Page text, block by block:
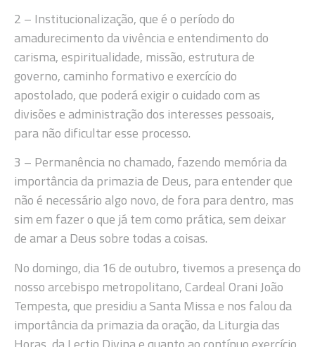
2 – Institucionalização, que é o período do
amadurecimento da vivência e entendimento do
carisma, espiritualidade, missão, estrutura de
governo, caminho formativo e exercício do
apostolado, que poderá exigir o cuidado com as
divisões e administração dos interesses pessoais,
para não dificultar esse processo.
3 – Permanência no chamado, fazendo memória da
importância da primazia de Deus, para entender que
não é necessário algo novo, de fora para dentro, mas
sim em fazer o que já tem como prática, sem deixar
de amar a Deus sobre todas a coisas.
No domingo, dia 16 de outubro, tivemos a presença do
nosso arcebispo metropolitano, Cardeal Orani João
Tempesta, que presidiu a Santa Missa e nos falou da
importância da primazia da oração, da Liturgia das